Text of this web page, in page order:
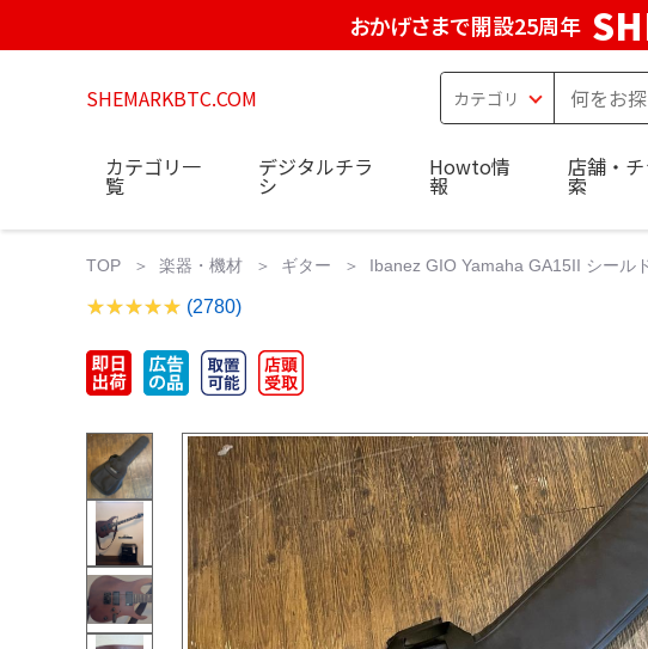
おかげさまで開設25周年
SHEMARKBTC.COM
カテゴリ一
覧
デジタルチラ
シ
Howto情
報
店舗・
索
TOP 楽器・機材 ギター Ibanez GIO Yamaha GA15II シール
(2780)